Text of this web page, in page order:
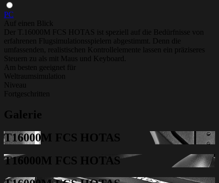
PC
Auf einen Blick
Der T.16000M FCS HOTAS ist speziell auf die Bedürfnisse von
erfahrenen Flugsimulationsspielern abgestimmt. Denn die
umfassenden, realistischen Kontrollelemente lassen ein präziseres
Steuern zu als mit Maus und Keyboard.
Am besten geeignet für
Weltraumsimulation
Niveau
Fortgeschritten
Galerie
T16000M FCS HOTAS
T16000M FCS HOTAS